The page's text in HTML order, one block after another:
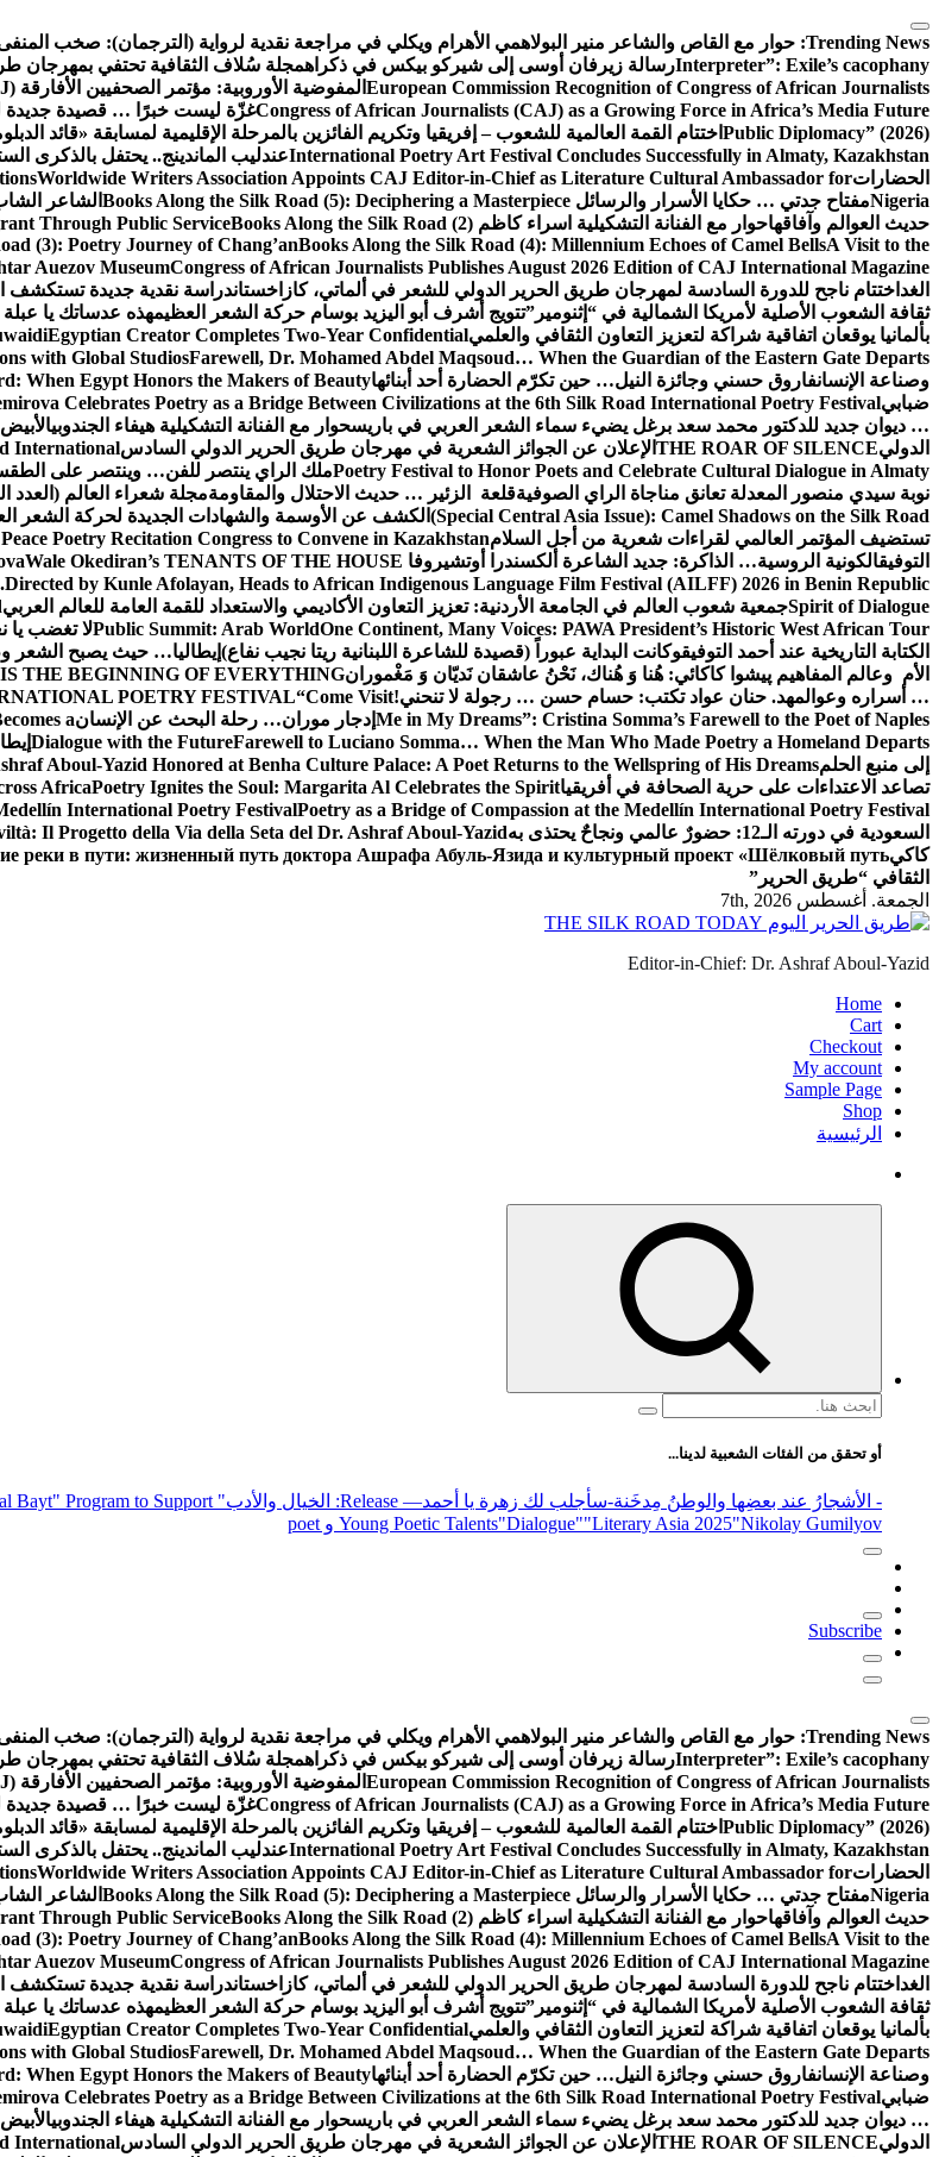
التجاوز
إلى
المحتوى
Trending News: حوار مع القاص والشاعر منير البولاهمي الأهرام ويكلي في مراجعة نقدية لرواية (الترجمان): صخب
Interpreter”: Exile’s cacophanyرسالة زيرفان أوسى إلى شيركو بيكس في ذكراهمجلة سُلاف الثقافية تحتفي بمهرجان
European Commission Recognition of Congress of African Journalists المفوضية الأوروبية: مؤتمر الصحفيين الأفارقة (CAJ) قوة متنامية في مستقبل الإعلام الإفريقي
Congress of African Journalists (CAJ) as a Growing Force in Africa’s Media Futureغزّة ليست خبرًا … قصيدة جديدة
Public Diplomacy” (2026) اختتام القمة العالمية للشعوب – إفريقيا وتكريم الفائزين بالمرحلة الإقليمية لمسابقة «قائد
International Poetry Art Festival Concludes Successfully in Almaty, Kazakhstanعندليب الماندينج.. يحتفل بالذكرى
الحضاراتWorldwide Writers Association Appoints CAJ Editor-in-Chief as Literature Cultural Ambassador for
Nigeriaمفتاح جدتي … حكايا الأسرار والرسائل Books Along the Silk Road (5): Deciphering a Masterpiece الشاعر
حديث العوالم وآفاقهاحوار مع الفنانة التشكيلية اسراء كاظم Through Public ServiceBooks Along the Silk Road (2)
(3): Poetry Journey of Chang’anBooks Along the Silk Road (4): Millennium Echoes of Camel BellsA Visit to the
Auezov MuseumCongress of African Journalists Publishes August 2026 Edition of CAJ International Magazine
الغد اختتام ناجح للدورة السادسة لمهرجان طريق الحرير الدولي للشعر في ألماتي، كازاخستاندراسة نقدية جديدة تستكشف
ثقافة الشعوب الأصلية لأمريكا الشمالية في “إثنومير”تتويج أشرف أبو اليزيد بوسام حركة الشعر العظيمهذه عدساتك يا
بألمانيا يوقعان اتفاقية شراكة لتعزيز التعاون الثقافي والعلميEgyptian Creator Completes Two-Year Confidential
with Global StudiosFarewell, Dr. Mohamed Abdel Maqsoud… When the Guardian of the Eastern Gate Departs
وصناعة الإنسانفاروق حسني وجائزة النيل… حين تكرّم الحضارة أحد أبنائهاWhen Egypt Honors the Makers of Beauty
ضبابيCelebrates Poetry as a Bridge Between Civilizations at the 6th Silk Road International Poetry Festival
… ديوان جديد للدكتور محمد سعد برغل يضيء سماء الشعر العربي في باريسحوار مع الفنانة التشكيلية هيفاء الجندوبي
الدوليTHE ROAR OF SILENCE الإعلان عن الجوائز الشعرية في مهرجان طريق الحرير الدولي السادسInternational
Poetry Festival to Honor Poets and Celebrate Cultural Dialogue in Almatyملك الراي ينتصر للفن… وينتصر على
نوبة سيدي منصور المعدلة تعانق مناجاة الراي الصوفيةقلعة الزئير … حديث الاحتلال والمقاومةمجلة شعراء العالم
(Special Central Asia Issue): Camel Shadows on the Silk Road الكشف عن الأوسمة والشهادات الجديدة لحركة الشعر
تستضيف المؤتمر العالمي لقراءات شعرية من أجل السلامPoetry Recitation Congress to Convene in Kazakhstan
التوفيقالكونية الروسية… الذاكرة: جديد الشاعرة ألكسندرا أوتشيروفا Wale Okediran’s TENANTS OF THE HOUSE
Directed by Kunle Afolayan, Heads to African Indigenous Language Film Festival (AILFF) 2026 in Benin Republic.
Spirit of Dialogueجمعية شعوب العالم في الجامعة الأردنية: تعزيز التعاون الأكاديمي والاستعداد للقمة العامة للعالم العربي
Public Summit: Arab WorldOne Continent, Many Voices: PAWA President’s Historic West African Tour لا تغضب يا
الكتابة التاريخية عند أحمد التوفيقوكانت البداية عبوراً (قصيدة للشاعرة اللبنانية ريتا نجيب نفاع) إيطاليا… حيث يصبح الشعر
الأم وعالم المفاهيم پیشوا کاکائي: هُنا وَ هُناك، نَحْنُ عاشقان نَديّان وَ مَغْمورانTHE BEGINNING OF EVERYTHING
… أسراره وعوالمهد. حنان عواد تكتب: حسام حسن … رجولة لا تنحني! POETRY FESTIVAL“Come Visit
Me in My Dreams”: Cristina Somma’s Farewell to the Poet of Naples إدجار موران… رحلة البحث عن الإنسانa
Dialogue with the FutureFarewell to Luciano Somma… When the Man Who Made Poetry a Homeland Departs
إلى منبع الحلمAboul-Yazid Honored at Benha Culture Palace: A Poet Returns to the Wellspring of His Dreams
تصاعد الاعتداءات على حرية الصحافة في أفريقيا
AfricaPoetry Ignites the Soul: Margarita Al Celebrates the Spirit
International Poetry FestivalPoetry as a Bridge of Compassion at the Medellín International Poetry Festival
السعودية في دورته الـ12: حضورٌ عالمي ونجاحٌ يحتذى به
Il Progetto della Via della Seta del Dr. Ashraf Aboul-Yazid
كاكيреки в пути: жизненный путь доктора Ашрафа Абуль-Язида и культурный проект «Шёлковый путь»
الثقافي “طريق الحرير”
الجمعة. أغسطس 7th, 2026
Editor-in-Chief: Dr. Ashraf Aboul-Yazid
Home
Cart
Checkout
My account
Sample Page
Shop
الرئيسية
البحث
أو تحقق من الفئات الشعبية لدينا...
- الأشجارُ عند بعضِها والوطنُ مِدخَنة-سأجلب لك زهرة يا أحمد— Release : الخيال والأدب" inviting poets and writers from around the world to participate in Kazakh
Bayt" Program to Support
Young Poetic Talents"Dialogue""Literary Asia 2025"Nikolay Gumilyov و poet
Subscribe
Trending News: حوار مع القاص والشاعر منير البولاهمي الأهرام ويكلي في مراجعة نقدية لرواية (الترجمان): صخب
Interpreter”: Exile’s cacophanyرسالة زيرفان أوسى إلى شيركو بيكس في ذكراهمجلة سُلاف الثقافية تحتفي بمهرجان
European Commission Recognition of Congress of African Journalists المفوضية الأوروبية: مؤتمر الصحفيين الأفارقة (CAJ) قوة متنامية في مستقبل الإعلام الإفريقي
Congress of African Journalists (CAJ) as a Growing Force in Africa’s Media Futureغزّة ليست خبرًا … قصيدة جديدة
Public Diplomacy” (2026) اختتام القمة العالمية للشعوب – إفريقيا وتكريم الفائزين بالمرحلة الإقليمية لمسابقة «قائد
International Poetry Art Festival Concludes Successfully in Almaty, Kazakhstanعندليب الماندينج.. يحتفل بالذكرى
الحضاراتWorldwide Writers Association Appoints CAJ Editor-in-Chief as Literature Cultural Ambassador for
Nigeriaمفتاح جدتي … حكايا الأسرار والرسائل Books Along the Silk Road (5): Deciphering a Masterpiece الشاعر
حديث العوالم وآفاقهاحوار مع الفنانة التشكيلية اسراء كاظم Through Public ServiceBooks Along the Silk Road (2)
(3): Poetry Journey of Chang’anBooks Along the Silk Road (4): Millennium Echoes of Camel BellsA Visit to the
Auezov MuseumCongress of African Journalists Publishes August 2026 Edition of CAJ International Magazine
الغد اختتام ناجح للدورة السادسة لمهرجان طريق الحرير الدولي للشعر في ألماتي، كازاخستاندراسة نقدية جديدة تستكشف
ثقافة الشعوب الأصلية لأمريكا الشمالية في “إثنومير”تتويج أشرف أبو اليزيد بوسام حركة الشعر العظيمهذه عدساتك يا
بألمانيا يوقعان اتفاقية شراكة لتعزيز التعاون الثقافي والعلميEgyptian Creator Completes Two-Year Confidential
with Global StudiosFarewell, Dr. Mohamed Abdel Maqsoud… When the Guardian of the Eastern Gate Departs
وصناعة الإنسانفاروق حسني وجائزة النيل… حين تكرّم الحضارة أحد أبنائهاWhen Egypt Honors the Makers of Beauty
ضبابيCelebrates Poetry as a Bridge Between Civilizations at the 6th Silk Road International Poetry Festival
… ديوان جديد للدكتور محمد سعد برغل يضيء سماء الشعر العربي في باريسحوار مع الفنانة التشكيلية هيفاء الجندوبي
الدوليTHE ROAR OF SILENCE الإعلان عن الجوائز الشعرية في مهرجان طريق الحرير الدولي السادسInternational